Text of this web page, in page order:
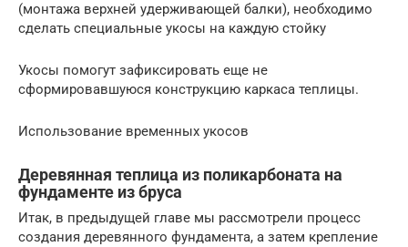
(монтажа верхней удерживающей балки), необходимо
сделать специальные укосы на каждую стойку
Укосы помогут зафиксировать еще не
сформировавшуюся конструкцию каркаса теплицы.
Использование временных укосов
Деревянная теплица из поликарбоната на
фундаменте из бруса
Итак, в предыдущей главе мы рассмотрели процесс
создания деревянного фундамента, а затем крепление